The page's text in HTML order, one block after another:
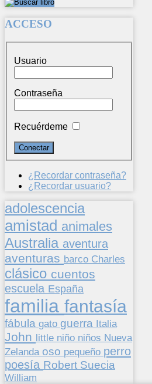
ACCESO
Usuario
Contraseña
Recuérdeme
¿Recordar contraseña?
¿Recordar usuario?
adolescencia
amistad animales
Australia aventura
aventuras barco Charles
clásico cuentos
escuela España
familia fantasía
fábula gato guerra Italia
John little niño niños Nueva
Zelanda oso pequeño perro
poesía Robert Suecia
William